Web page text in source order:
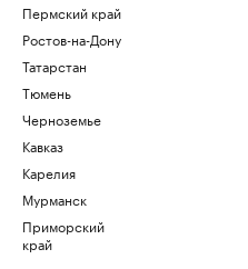
Пермский край
Ростов-на-Дону
Татарстан
Тюмень
Черноземье
Кавказ
Карелия
Мурманск
Приморский
край